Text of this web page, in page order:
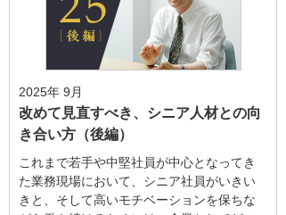
2025年 9月
改めて見直すべき、シニア人材との向
き合い方（後編）
これまで若手や中堅社員が中心となってき
た業務現場において、シニア社員がいきい
きと、そして高いモチベーションを保ちな